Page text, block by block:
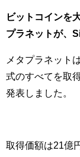
ビットコインを
プラネットが、
メタプラネット
式のすべてを取
発表しました。
取得価額は21億